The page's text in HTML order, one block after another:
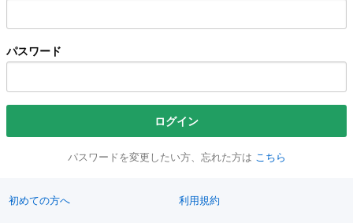
パスワード
ログイン
パスワードを変更したい方、忘れた方は こちら
初めての方へ 利用規約